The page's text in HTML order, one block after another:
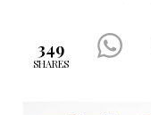
349
SHARES